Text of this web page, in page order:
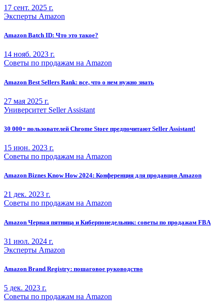
17 сент. 2025 г.
Эксперты Amazon
Amazon Batch ID: Что это такое?
14 нояб. 2023 г.
Советы по продажам на Amazon
Amazon Best Sellers Rank: все, что о нем нужно знать
27 мая 2025 г.
Университет Seller Assistant
30 000+ пользователей Chrome Store предпочитают Seller Assistant!
15 июн. 2023 г.
Советы по продажам на Amazon
Amazon Biznes Know How 2024: Конференция для продавцов Amazon
21 дек. 2023 г.
Советы по продажам на Amazon
Amazon Черная пятница и Киберпонедельник: советы по продажам FBA
31 июл. 2024 г.
Эксперты Amazon
Amazon Brand Registry: пошаговое руководство
5 дек. 2023 г.
Советы по продажам на Amazon